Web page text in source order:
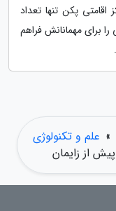
مراکز اقامتی پکن تنها تعداد
برای مهمانانش فراهم
» علم و تکنولوژی
از زایمان